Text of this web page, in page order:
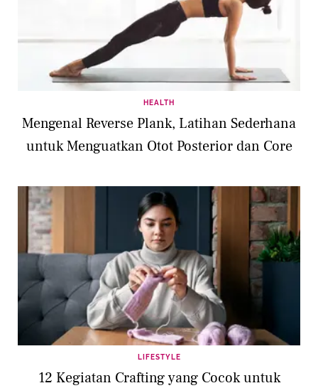
HEALTH
Mengenal Reverse Plank, Latihan Sederhana
untuk Menguatkan Otot Posterior dan Core
LIFESTYLE
12 Kegiatan Crafting yang Cocok untuk